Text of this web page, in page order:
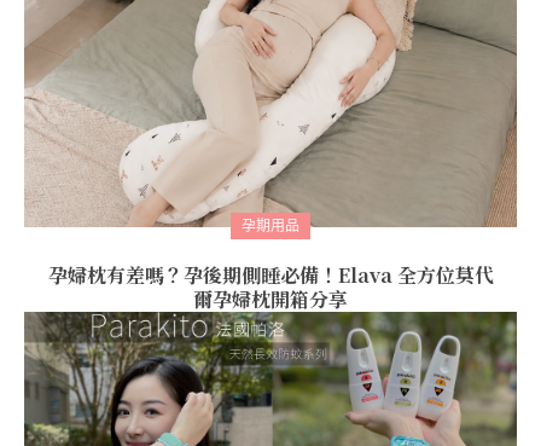
孕期用品
孕婦枕有差嗎？孕後期側睡必備！Elava 全方位莫代
爾孕婦枕開箱分享